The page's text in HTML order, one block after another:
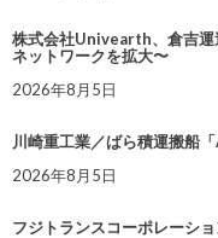
株式会社Univearth、倉吉運
ネットワークを拡大〜
2026年8月5日
川崎重工業／ばら積運搬船
2026年8月5日
フジトランスコーポレーシ